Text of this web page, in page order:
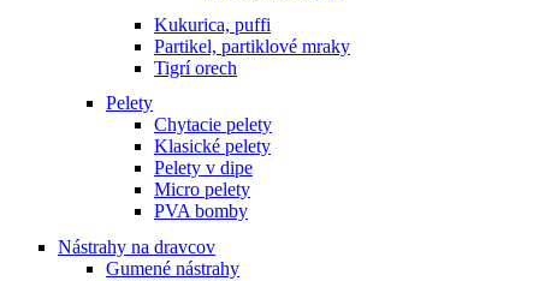
Kukurica, puffi
Partikel, partiklové mraky
Tigrí orech
Pelety
Chytacie pelety
Klasické pelety
Pelety v dipe
Micro pelety
PVA bomby
Nástrahy na dravcov
Gumené nástrahy